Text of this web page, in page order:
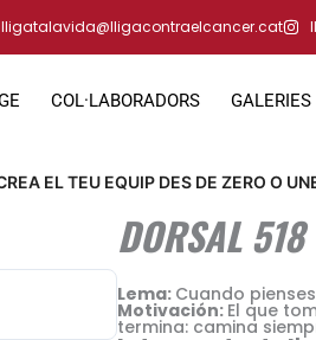
lligatalavida@lligacontraelcancer.cat
COL·LABORADORS GALERIES
EL TEU EQUIP DES DE ZERO O
DORSAL 518
Lema: Cuando
Motivación: El que
termina: camina